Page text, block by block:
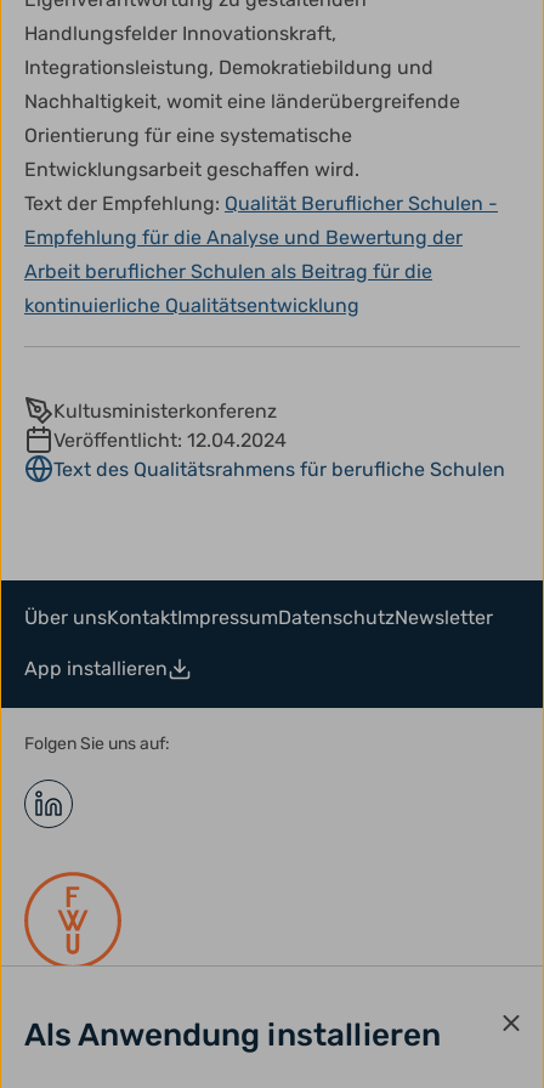
Handlungsfelder Innovationskraft,
Integrationsleistung, Demokratiebildung und
Nachhaltigkeit, womit eine länderübergreifende
Orientierung für eine systematische
Entwicklungsarbeit geschaffen wird.
Text der Empfehlung: Qualität Beruflicher Schulen -
Empfehlung für die Analyse und Bewertung der
Arbeit beruflicher Schulen als Beitrag für die
kontinuierliche Qualitätsentwicklung
Als Anwendung installieren
Kultusministerkonferenz
Veröffentlicht: 12.04.2024
Text des Qualitätsrahmens für berufliche Schulen
Über unsKontaktImpressumDatenschutzNewsletter
App installieren
Folgen Sie uns auf:
gefördert durch: